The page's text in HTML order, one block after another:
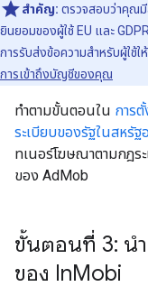
สำคัญ: ตรวจสอบว่าคุณ
ยินยอมของผู้ใช้ EU และ
การรับส่งข้อความสำหรับผู้ใช้
การเข้าถึงบัญชีของคุณ
ทำตามขั้นตอนใน การ
ระเบียบของรัฐในสหรัฐ
ทเนอร์โฆษณาตามกฎระ
ของ AdMob
ขั้นตอนที่ 3: นำ
ของ InMobi